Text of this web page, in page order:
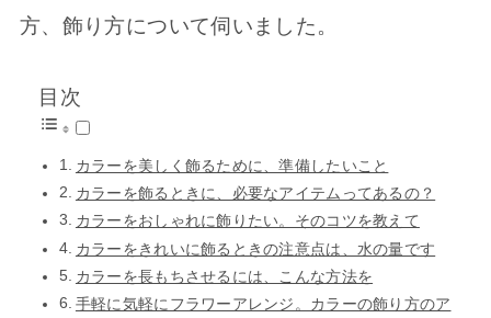
方、飾り方について伺いました。
目次
カラーを美しく飾るために、準備したいこと
カラーを飾るときに、必要なアイテムってあるの？
カラーをおしゃれに飾りたい。そのコツを教えて
カラーをきれいに飾るときの注意点は、水の量です
カラーを長もちさせるには、こんな方法を
手軽に気軽にフラワーアレンジ。カラーの飾り方のア